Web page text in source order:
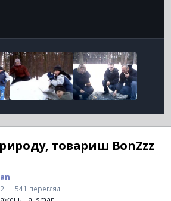
товариш BonZzz
541 перегляд